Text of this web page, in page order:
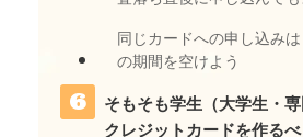
同じカードへの申し込みは
の期間を空けよう
そもそも学生（大学生・
クレジットカードを作るべ